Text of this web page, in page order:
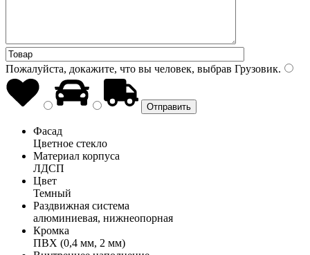
Пожалуйста, докажите, что вы человек, выбрав Грузовик.
Фасад
Цветное стекло
Материал корпуса
ЛДСП
Цвет
Темный
Раздвижная система
алюминиевая, нижнеопорная
Кромка
ПВХ (0,4 мм, 2 мм)